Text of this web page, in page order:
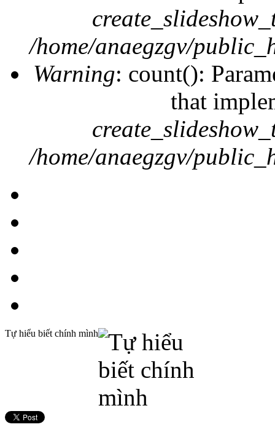
/home/anaegzgv/
Warning: count():
that
/home/anaegzgv/
Tự hiểu biết chính mình